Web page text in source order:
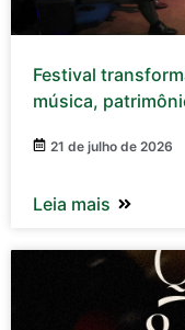
Festival
música,
21 de julho de 2026
Leia mais